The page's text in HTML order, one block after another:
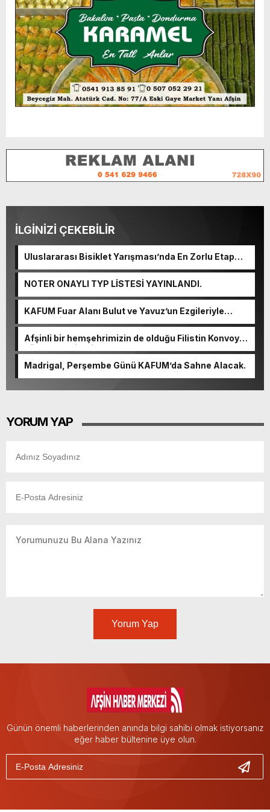
İLGİNİZİ ÇEKEBİLİR
Uluslararası Bisiklet Yarışması’nda En Zorlu Etap
NOTER ONAYLI TYP LİSTESİ YAYINLANDI.
KAFUM Fuar Alanı Bulut ve Yavuz’un Ezgileriyle
Şenlendi.
Afşinli bir hemşehrimizin de olduğu Filistin Konvoyu,
güçlenerek ilerliyor.
Madrigal, Perşembe Günü KAFUM’da Sahne Alacak.
YORUM YAP
Yorum Yap
Günün önemli haberlerinden anında bilgi sahibi olmak istiyorsanız
eğer haber bültenine üye olun.